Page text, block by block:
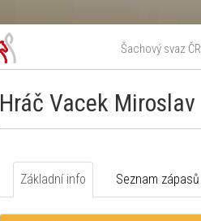
Šachový svaz ČR
Hráč Vacek Miroslav
Základní info Seznam zápasů